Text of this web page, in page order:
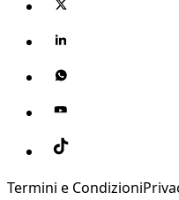
Termini e Condizioni